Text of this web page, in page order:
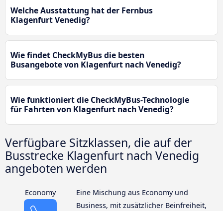
Welche Ausstattung hat der Fernbus
Klagenfurt Venedig?
Wie findet CheckMyBus die besten
Busangebote von Klagenfurt nach Venedig?
Wie funktioniert die CheckMyBus-Technologie
für Fahrten von Klagenfurt nach Venedig?
Verfügbare Sitzklassen, die auf der
Busstrecke Klagenfurt nach Venedig
angeboten werden
Economy
Eine Mischung aus Economy und
Business, mit zusätzlicher Beinfreiheit,